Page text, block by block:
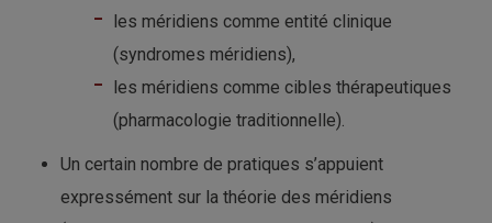
les méridiens comme entité clinique
(syndromes méridiens),
les méridiens comme cibles thérapeutiques
(pharmacologie traditionnelle).
Un certain nombre de pratiques s’appuient
expressément sur la théorie des méridiens